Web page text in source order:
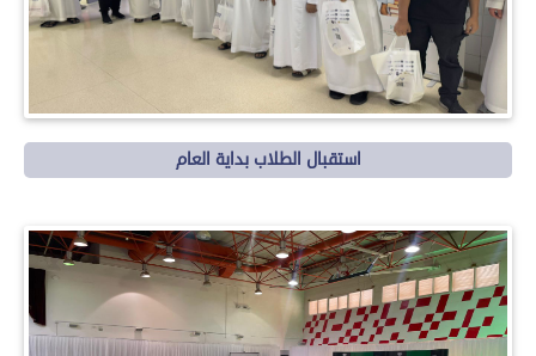
استقبال الطلاب بداية العام